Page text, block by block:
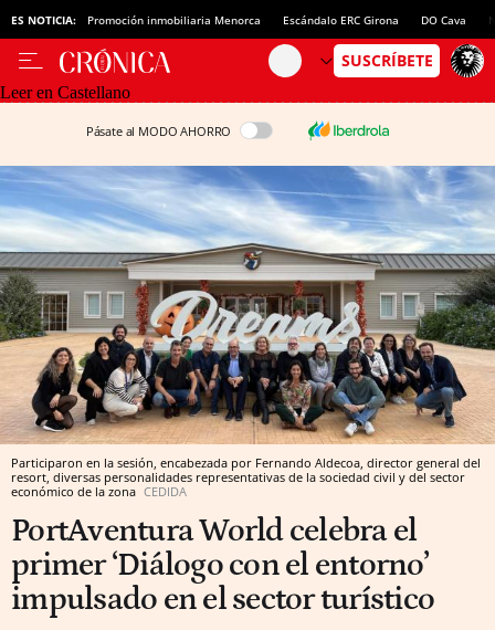
ES NOTICIA: Promoción inmobiliaria Menorca Escándalo ERC Girona DO Cava
Leer en Castellano
Pásate al MODO AHORRO
Participaron en la sesión, encabezada por Fernando Aldecoa, director general del
resort, diversas personalidades representativas de la sociedad civil y del sector
económico de la zona CEDIDA
PortAventura World celebra el
primer ‘Diálogo con el entorno’
impulsado en el sector turístico